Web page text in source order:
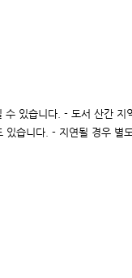
있습니다. - 도서 산간 지
있습니다. - 지연될 경우 별